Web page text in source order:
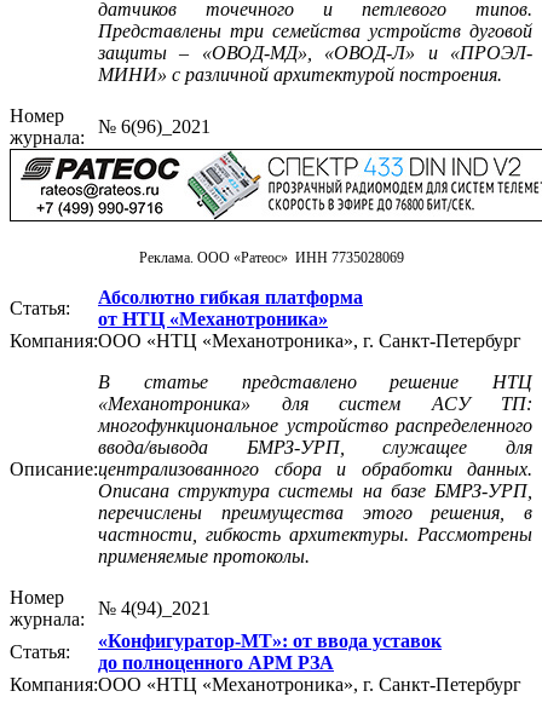
датчиков точечного и петлевого типов.
Представлены три семейства устройств дуговой
защиты – «ОВОД-МД», «ОВОД-Л» и «ПРОЭЛ-
МИНИ» с различной архитектурой построения.
Номер
журнала:
№ 6(96)_2021
Реклама. ООО «Ратеос» ИНН 7735028069
Статья:
Абсолютно гибкая платформа
от НТЦ «Механотроника»
Компания:ООО «НТЦ «Механотроника», г. Санкт-Петербург
Описание:
В статье представлено решение НТЦ
«Механотроника» для систем АСУ ТП:
многофункциональное устройство распределенного
ввода/вывода БМРЗ-УРП, служащее для
централизованного сбора и обработки данных.
Описана структура системы на базе БМРЗ-УРП,
перечислены преимущества этого решения, в
частности, гибкость архитектуры. Рассмотрены
применяемые протоколы.
Номер
журнала:
№ 4(94)_2021
Статья:
«Конфигуратор-МТ»: от ввода уставок
до полноценного АРМ РЗА
Компания:ООО «НТЦ «Механотроника», г. Санкт-Петербург